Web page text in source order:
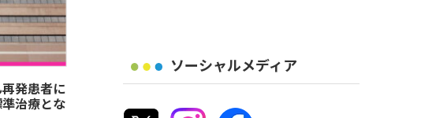
発患者に
治療とな
ソーシャルメディア